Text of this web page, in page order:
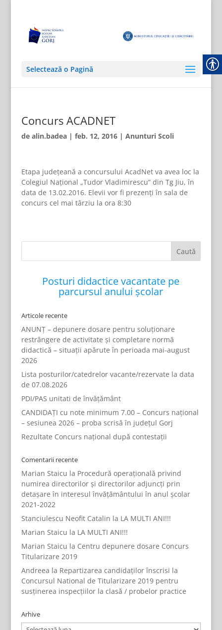
Selectează o Pagină
Concurs ACADNET
de alin.badea| feb. 12, 2016| Anunturi Scoli
Etapa judeţeană a concursului AcadNet va avea loc la
Colegiul Naţional „Tudor Vladimirescu” din Tg Jiu, în
data de 13.02.2016. Elevii vor fi prezenţi în sala de
concurs cel mai târziu la ora 8:30
Posturi didactice vacantate pe
parcursul anului școlar
Articole recente
ANUNȚ – depunere dosare pentru soluționare
restrângere de activitate și completare normă
didactică – situații apărute în perioada mai-august
2026
Lista posturilor/catedrelor vacante/rezervate la data
de 07.08.2026
PDI/PAS unitati de învățământ
CANDIDAȚI cu note minimum 7.00 – Concurs național
– sesiunea 2026 – proba scrisă în județul Gorj
Rezultate Concurs național după contestații
Comentarii recente
Marian Staicu la Procedură operațională privind
numirea directorilor și directorilor adjuncți prin
detașare în interesul învățământului în anul școlar
2021-2022
Stanciulescu Neofit Catalin la LA MULTI ANI!!!
Marian Staicu la LA MULTI ANI!!!
Marian Staicu la Centru depunere dosare Concurs
Titularizare 2019
Andreea la Repartizarea candidaților înscrisi la
Concursul National de Titularizare 2019 pentru
susținerea inspecțiilor la clasă / probelor practice
Arhive
Arhive